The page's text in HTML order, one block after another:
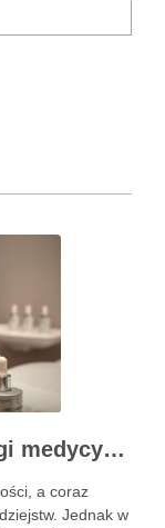
Kto może wykonywać zabiegi medycyny estetycznej? Sprawdź uprawnienia
a coraz
Jednak w